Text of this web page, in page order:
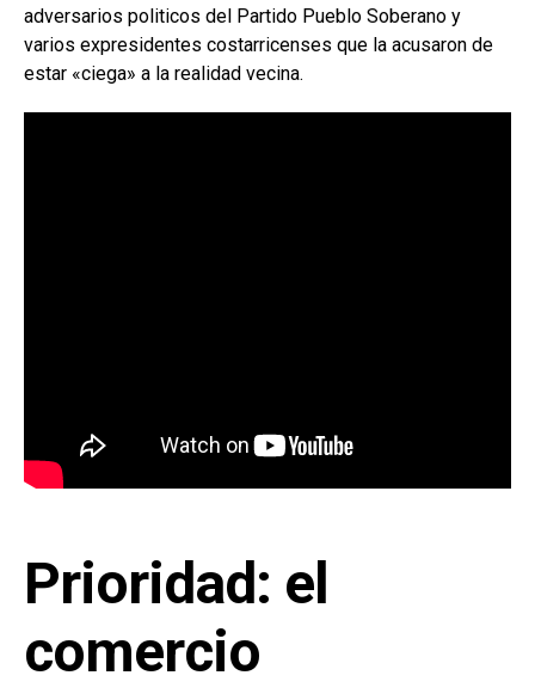
adversarios politicos del Partido Pueblo Soberano y
varios expresidentes costarricenses que la acusaron de
estar «ciega» a la realidad vecina.
Prioridad: el
comercio